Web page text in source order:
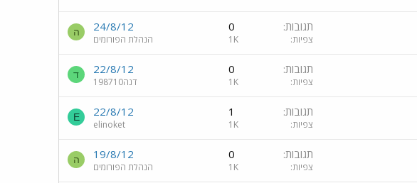
תגובות 0
צפיות 1K
24/8/12
הנהלת הפורומים
ה
תגובות 0
צפיות 1K
22/8/12
דנה198710
ד
תגובות 1
צפיות 1K
22/8/12
elinoket
E
תגובות 0
צפיות 1K
19/8/12
הנהלת הפורומים
ה